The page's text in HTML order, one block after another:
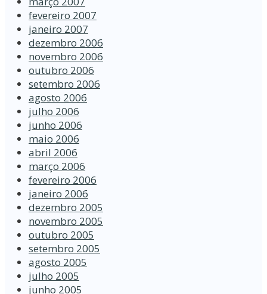
fevereiro 2007
janeiro 2007
dezembro 2006
novembro 2006
outubro 2006
setembro 2006
agosto 2006
julho 2006
junho 2006
maio 2006
abril 2006
março 2006
fevereiro 2006
janeiro 2006
dezembro 2005
novembro 2005
outubro 2005
setembro 2005
agosto 2005
julho 2005
junho 2005